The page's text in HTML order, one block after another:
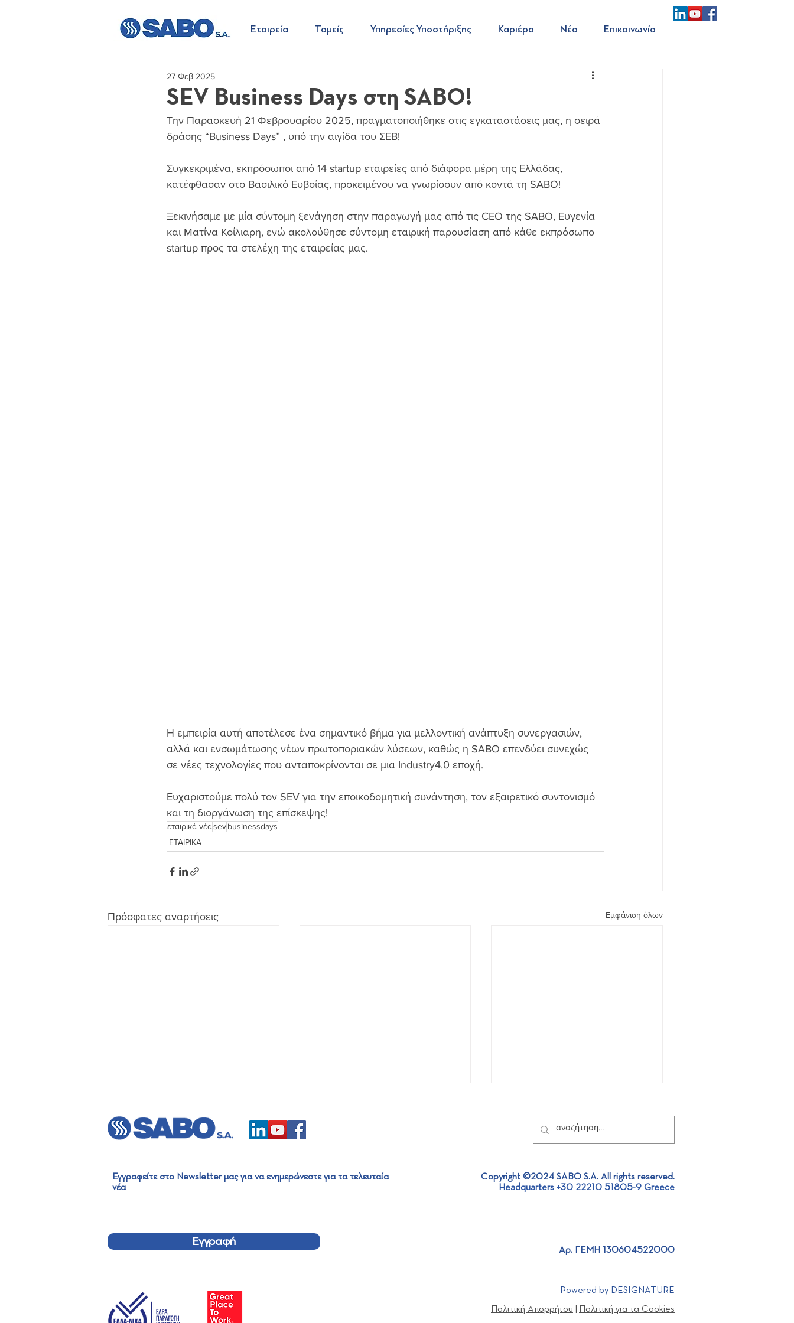
Εταιρεία Τομείς Υπηρεσίες Υποστήριξης Καριέρα Νέα Επικοινωνία
SEV Business Days στη SABO!
27 Φεβ 2025
Την Παρασκευή 21 Φεβρουαρίου 2025, πραγματοποιήθηκε στις εγκαταστάσεις μας, η σειρά
δράσης “Business Days” , υπό την αιγίδα του ΣΕΒ!
Συγκεκριμένα, εκπρόσωποι από 14 startup εταιρείες από διάφορα μέρη της Ελλάδας,
κατέφθασαν στο Βασιλικό Ευβοίας, προκειμένου να γνωρίσουν από κοντά τη SABO!
Ξεκινήσαμε με μία σύντομη ξενάγηση στην παραγωγή μας από τις CEO της SABO, Ευγενία
και Ματίνα Κοίλιαρη, ενώ ακολούθησε σύντομη εταιρική παρουσίαση από κάθε εκπρόσωπο
startup προς τα στελέχη της εταιρείας μας.
Η εμπειρία αυτή αποτέλεσε ένα σημαντικό βήμα για μελλοντική ανάπτυξη συνεργασιών,
αλλά και ενσωμάτωσης νέων πρωτοποριακών λύσεων, καθώς η SABO επενδύει συνεχώς
σε νέες τεχνολογίες που ανταποκρίνονται σε μια Industry4.0 εποχή.
Ευχαριστούμε πολύ τον SEV για την εποικοδομητική συνάντηση, τον εξαιρετικό συντονισμό
και τη διοργάνωση της επίσκεψης!
εταιρικά νέαsevbusinessdays
ΕΤΑΙΡΙΚΑ
Πρόσφατες αναρτήσεις Εμφάνιση όλων
Εγγραφείτε στο Newsletter μας για να ενημερώνεστε για τα τελευταία
νέα
Εγγραφή
Copyright ©2024 SABO S.A. All rights reserved.
Headquarters +30 22210 51805-9 Greece
Αρ. ΓΕΜΗ 130604522000
Powered by DESIGNATURE
Πολιτική Απορρήτου
Πολιτική για τα Cookies